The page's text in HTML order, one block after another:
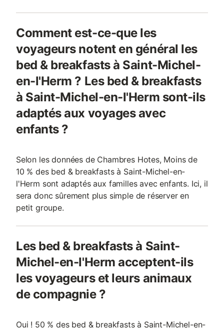
Comment est-ce-que les
voyageurs notent en général les
bed & breakfasts à Saint-Michel-
en-l'Herm ? Les bed & breakfasts
à Saint-Michel-en-l'Herm sont-ils
adaptés aux voyages avec
enfants ?
Selon les données de Chambres Hotes, Moins de
10 % des bed & breakfasts à Saint-Michel-en-
l'Herm sont adaptés aux familles avec enfants. Ici, il
sera donc sûrement plus simple de réserver en
petit groupe.
Les bed & breakfasts à Saint-
Michel-en-l'Herm acceptent-ils
les voyageurs et leurs animaux
de compagnie ?
Oui ! 50 % des bed & breakfasts à Saint-Michel-en-